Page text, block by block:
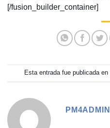
[/fusion_builder_container]
Esta entrada fue publicada en
PM4ADMIN